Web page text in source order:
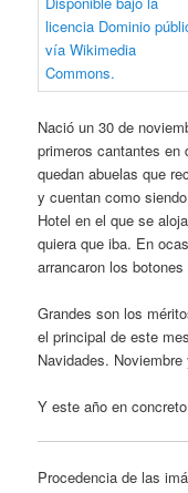
Nació un 30 de
primeros cantantes en
quedan abuelas que
y cuentan como
Hotel en el que se
quiera que iba. En
arrancaron los
Grandes son los
el principal de este
Navidades.
Y este año en
Procedencia de las